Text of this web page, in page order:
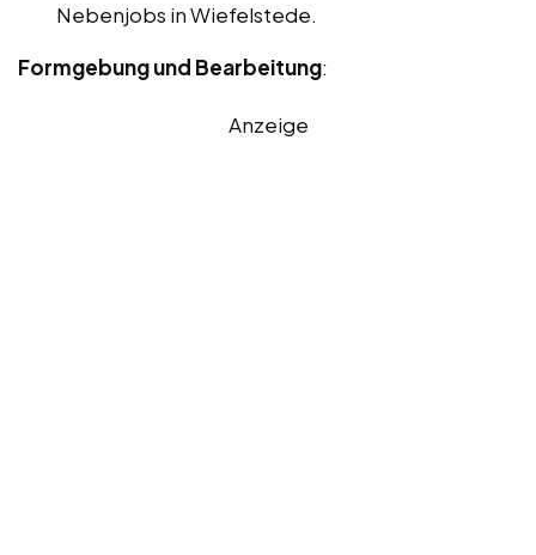
Nebenjobs in Wiefelstede.
Formgebung und Bearbeitung:
Anzeige